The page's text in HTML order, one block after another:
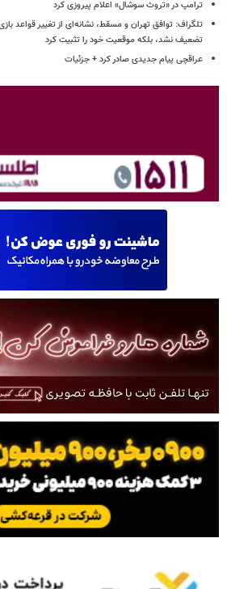
ترامپ در «تروث سوشال» اعلام پیروزی کرد
تلگراف: توافق تهران و مسقط، نشانه‌ای از تغییر قواعد
تضعیف نشد، بلکه موقعیت خود را تثبیت کرد
عراقچی پیام جدیدی صادر کرد + جزئیات